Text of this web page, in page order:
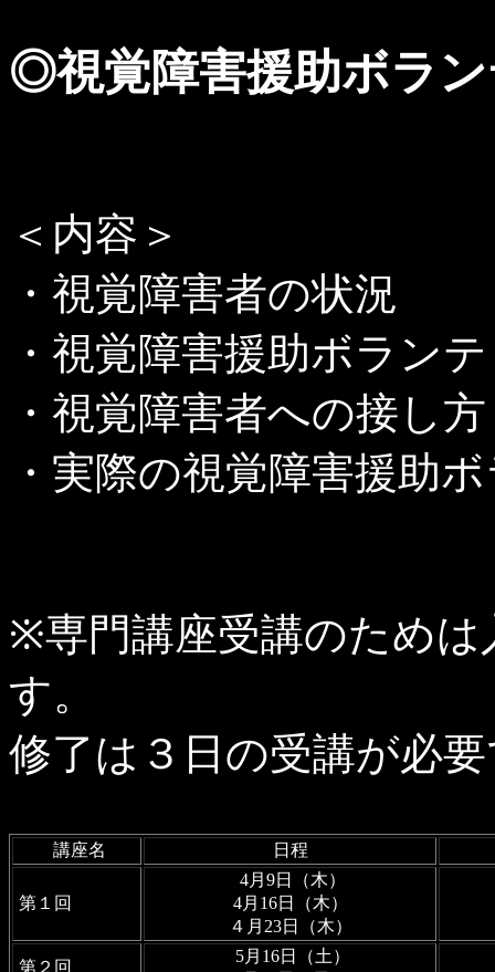
◎視覚障害援助ボラ
＜内容＞
・視覚障害者の状況
・視覚障害援助ボラン
・視覚障害者への接し方
・実際の視覚障害援助
※専門講座受講のためは
す。
修了は３日の受講が必
講座名 日程
第１回
4月9日（木）
4月16日（木）
４月23日（木）
第２回
5月16日（土）